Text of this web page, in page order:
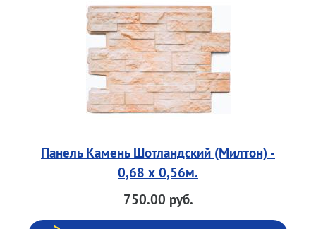
Панель Камень Шотландский (Милтон) -
0,68 х 0,56м.
750.00 руб.